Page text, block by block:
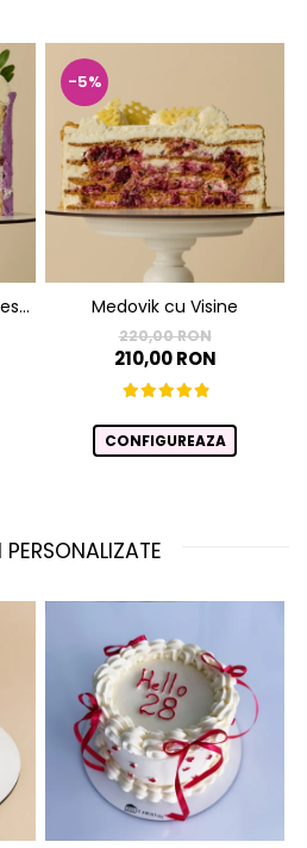
-5%
Medovik cu Visine
220,00 RON
210,00 RON
CONFIGUREAZA
PERSONALIZATE